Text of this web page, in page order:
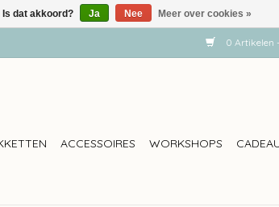
0 Artikelen
ACCESSOIRES WORKSHOPS
dat akkoord? Ja Nee Meer over cookies »